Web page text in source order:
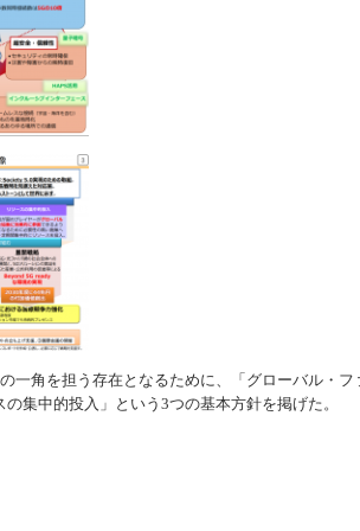
一角を担う存在となるために、「グローバル・フ
集中的投入」という3つの基本方針を掲げた。